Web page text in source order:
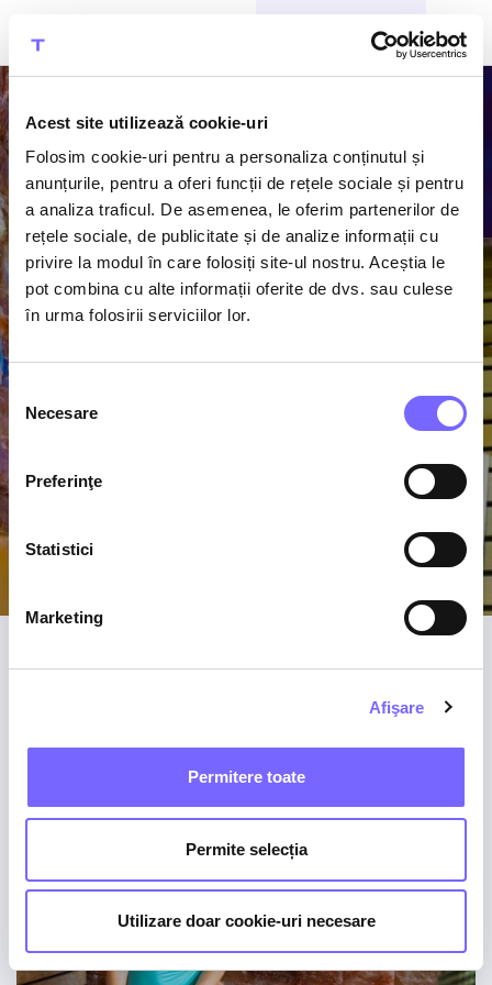
Acest site utilizează cookie-uri
Folosim cookie-uri pentru a personaliza conținutul și
anunțurile, pentru a oferi funcții de rețele sociale și pentru
a analiza traficul. De asemenea, le oferim partenerilor de
rețele sociale, de publicitate și de analize informații cu
privire la modul în care folosiți site-ul nostru. Aceștia le
pot combina cu alte informații oferite de dvs. sau culese
în urma folosirii serviciilor lor.
Selecția
consimțământului
Necesare
Preferinţe
Statistici
Marketing
Afişare
Permitere toate
Permite selecția
Utilizare doar cookie-uri necesare
CUMPĂRĂ BILETE
Halo Mint
Infusion
mintea și corpul prin infuzii de uleiuri